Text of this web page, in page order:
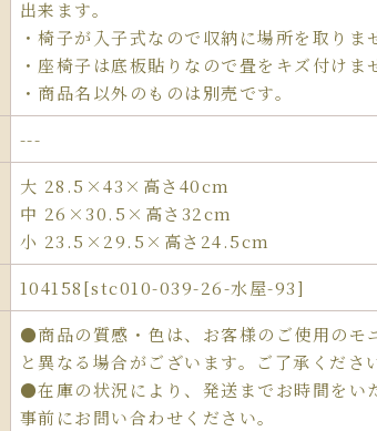
出来ます。
・椅子が入子式なので収納に場所を取りま
・座椅子は底板貼りなので畳をキズ付けま
・商品名以外のものは別売です。
---
大 28.5×43×高さ40cm
中 26×30.5×高さ32cm
小 23.5×29.5×高さ24.5cm
104158[stc010-039-26-水屋-93]
●商品の質感・色は、お客様のご使用のモ
と異なる場合がございます。ご了承くださ
●在庫の状況により、発送までお時間をい
事前にお問い合わせください。